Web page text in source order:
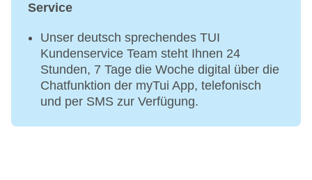
Service
Unser deutsch sprechendes TUI
Kundenservice Team steht Ihnen 24
Stunden, 7 Tage die Woche digital über die
Chatfunktion der myTui App, telefonisch
und per SMS zur Verfügung.